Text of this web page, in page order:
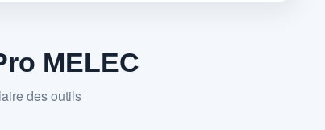
MELEC
des outils